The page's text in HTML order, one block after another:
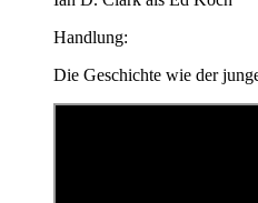
Handlung:
Die Geschichte wie der